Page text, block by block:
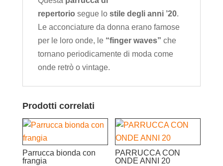
repertorio segue lo stile degli anni ’20.
Le acconciature da donna erano famose
per le loro onde, le “finger waves” che
tornano periodicamente di moda come
onde retrò o vintage.
Prodotti correlati
Parrucca bionda con
frangia
PARRUCCA CON
ONDE ANNI 20